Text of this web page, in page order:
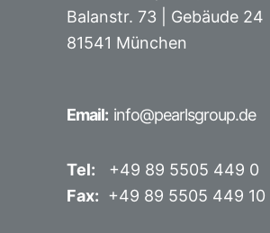
Balanstr. 73 | Gebäude 24
81541 München
Email: info@pearlsgroup.de
Tel: +49 89 5505 449 0
Fax: +49 89 5505 449 10